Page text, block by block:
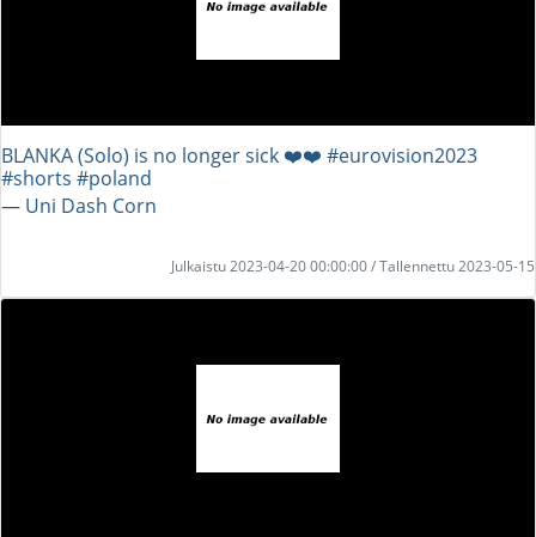
BLANKA (Solo) is no longer sick ❤️❤️ #eurovision2023
#shorts #poland
― Uni Dash Corn
Julkaistu 2023-04-20 00:00:00 / Tallennettu 2023-05-15